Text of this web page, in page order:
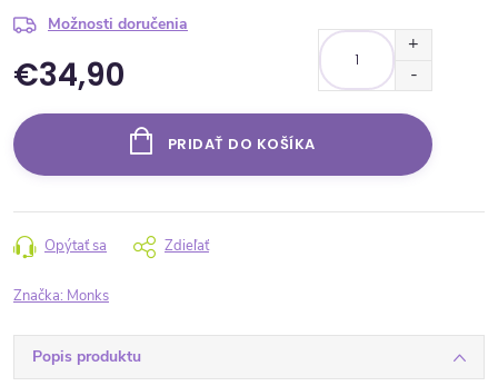
Možnosti doručenia
€34,90
PRIDAŤ DO KOŠÍKA
Opýtať sa Zdieľať
Značka: Monks
Popis produktu